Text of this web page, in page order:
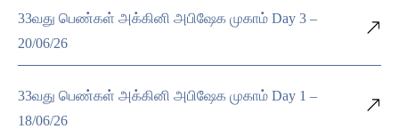
33வது பெண்கள் அக்கினி அபிஷேக முகாம் Day 3 –
20/06/26
33வது பெண்கள் அக்கினி அபிஷேக முகாம் Day 1 –
18/06/26